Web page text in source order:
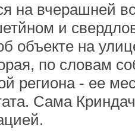
на вчерашней
и
объекте на
по словам
региона - ее
Сама